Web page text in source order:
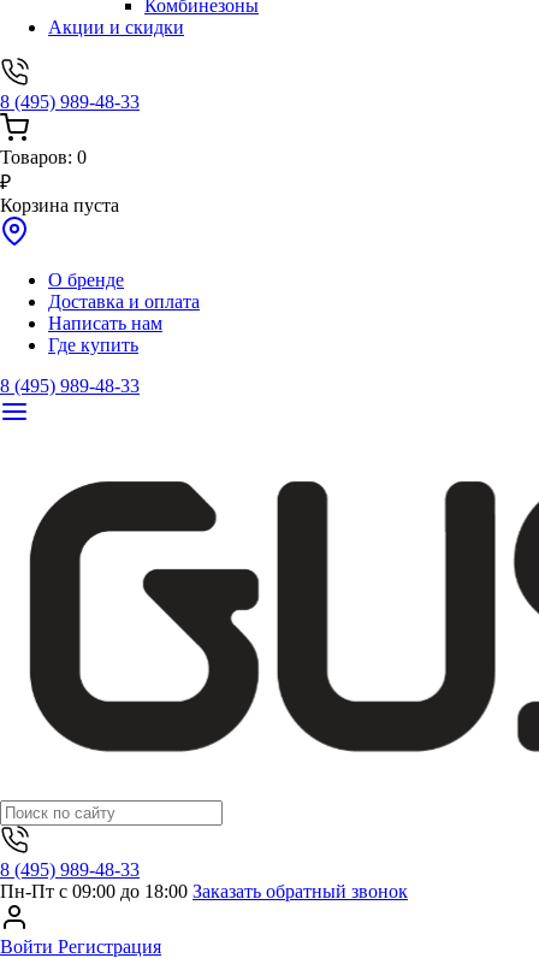
Комбинезоны
Акции и скидки
8 (495) 989-48-33
Товаров: 0
₽
Корзина пуста
О бренде
Доставка и оплата
Написать нам
Где купить
8 (495) 989-48-33
8 (495) 989-48-33
Пн-Пт с 09:00 до 18:00 Заказать обратный звонок
Войти Регистрация